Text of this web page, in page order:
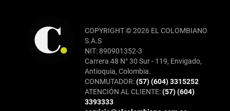
COPYRIGHT © 2026 EL COLOMBIANO
S.A.S
NIT: 890901352-3
Carrera 48 N° 30 Sur - 119, Envigado,
Antioquia, Colombia.
CONMUTADOR:(57) (604) 3315252
ATENCIÓN AL CLIENTE:(57) (604)
3393333